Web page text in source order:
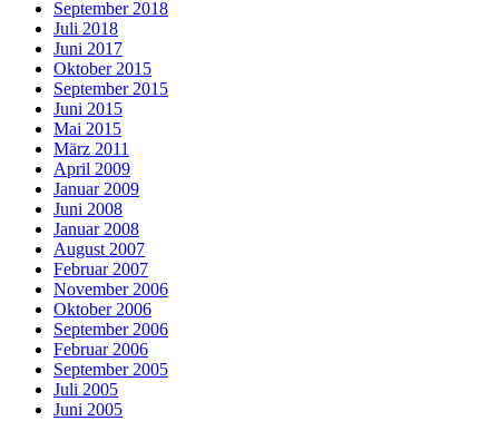
September 2018
Juli 2018
Juni 2017
Oktober 2015
September 2015
Juni 2015
Mai 2015
März 2011
April 2009
Januar 2009
Juni 2008
Januar 2008
August 2007
Februar 2007
November 2006
Oktober 2006
September 2006
Februar 2006
September 2005
Juli 2005
Juni 2005